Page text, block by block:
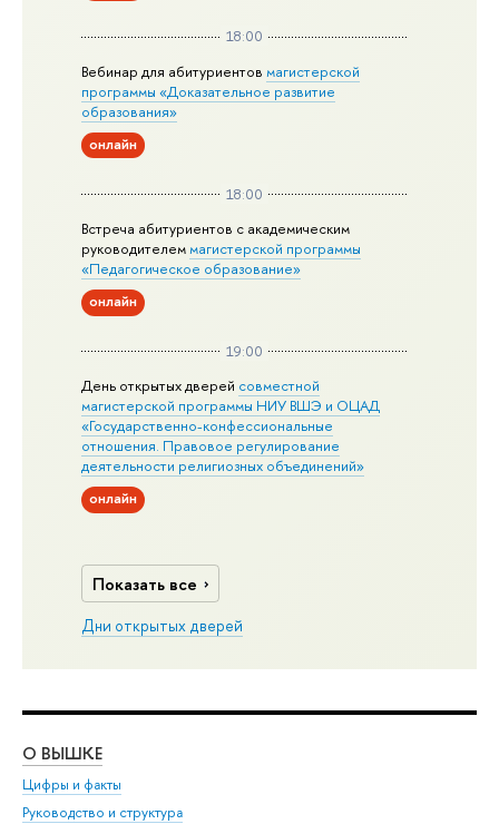
18:00
Вебинар для абитуриентов магистерской
программы «Доказательное развитие
образования»
онлайн
18:00
Встреча абитуриентов с академическим
руководителеммагистерской программы
«Педагогическое образование»
онлайн
19:00
День открытых дверей совместной
магистерской программы НИУ ВШЭ и ОЦАД
«Государственно-конфессиональные
отношения. Правовое регулирование
деятельности религиозных объединений»
онлайн
Показать все
Дни открытых дверей
О ВЫШКЕ
Цифры и факты
Руководство и структура